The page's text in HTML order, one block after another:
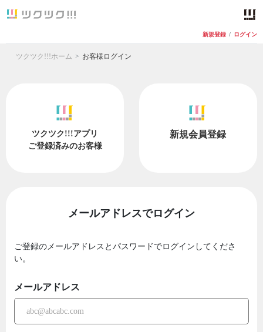
新規登録 / ログイン
ツクツク!!!ホーム お客様ログイン
ツクツク!!!アプリ
ご登録済みのお客様
新規会員登録
メールアドレスでログイン
ご登録のメールアドレスとパスワードでログインしてくださ
い。
メールアドレス